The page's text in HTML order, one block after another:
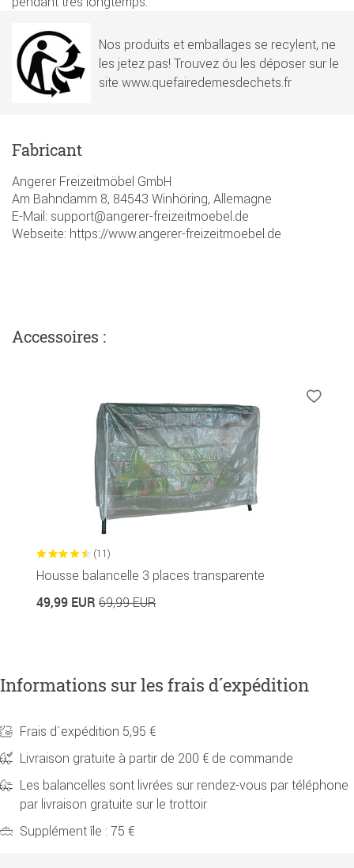
Nos produits et emballages se recylent, ne
les jetez pas! Trouvez óu les déposer sur le
site www.quefairedemesdechets.fr
Fabricant
Angerer Freizeitmöbel GmbH
Am Bahndamm 8, 84543 Winhöring, Allemagne
E-Mail: support@angerer-freizeitmoebel.de
Webseite: https://www.angerer-freizeitmoebel.de
Accessoires :
(11)
Housse balancelle 3 places transparente
49,99 EUR 69,99 EUR
Informations sur les frais d´expédition
Frais d´expédition 5,95 €
Livraison gratuite à partir de 200 € de commande
Les balancelles sont livrées sur rendez-vous par téléphone
par livraison gratuite sur le trottoir
Supplément île : 75 €